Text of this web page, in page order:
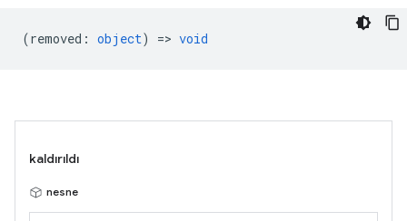
(removed : object) => void
kaldırıldı
nesne